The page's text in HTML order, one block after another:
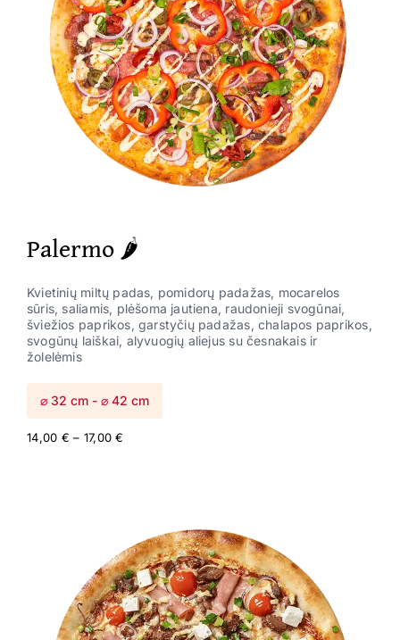
Palermo 🌶️
Kvietinių miltų padas, pomidorų padažas, mocarelos
sūris, saliamis, plėšoma jautiena, raudonieji svogūnai,
šviežios paprikos, garstyčių padažas, chalapos paprikos,
svogūnų laiškai, alyvuogių aliejus su česnakais ir
žolelėmis
⌀ 32 cm - ⌀ 42 cm
14,00 € – 17,00€